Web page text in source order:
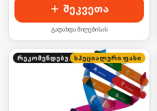
შეკვეთა
გადახდა მიღებისას
რეკომენდებულისპეციალური ფასი